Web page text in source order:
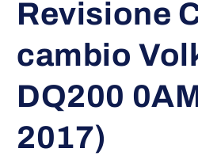
Revisione
cambio
DQ200
2017)